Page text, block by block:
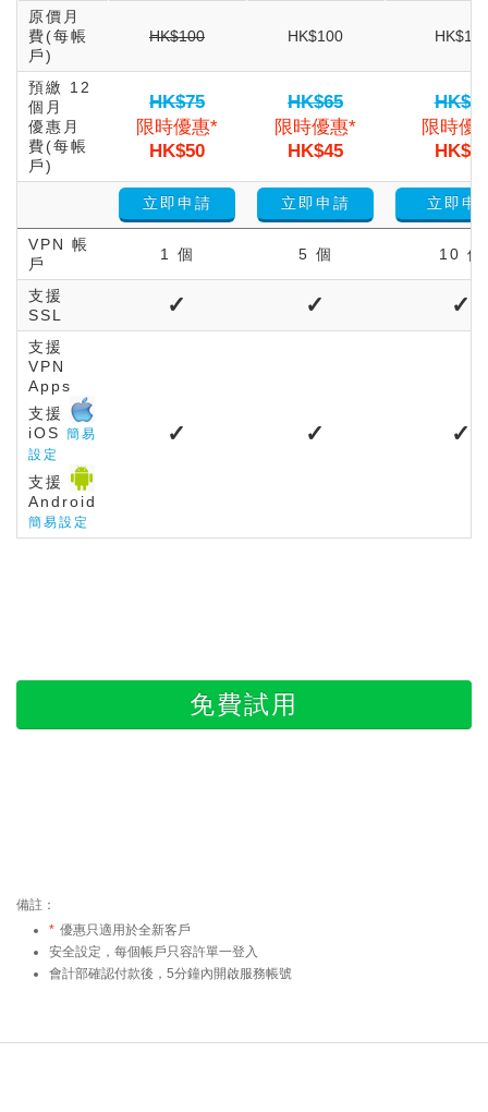
原價月
費(每帳
戶)
HK$100 HK$100
預繳 12
個月
優惠月
費(每帳
戶)
HK$75
限時優惠*
HK$50
HK$65
限時優惠*
HK$45
限時優
立即申請 立即申請 立即申
VPN 帳
戶
1 個 5 個 10 個
支援
SSL
✓ ✓ ✓
支援
VPN
Apps
支援
iOS 簡易
設定
支援
Android
簡易設定
✓ ✓ ✓
免費試用
備註：
* 優惠只適用於全新客戶
安全設定，每個帳戶只容許單一登入
會計部確認付款後，5分鐘內開啟服務帳號